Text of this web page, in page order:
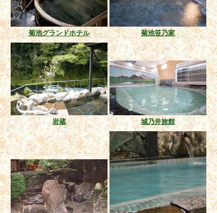
菊池グランドホテル 菊池笹乃家
岩蔵 城乃井旅館